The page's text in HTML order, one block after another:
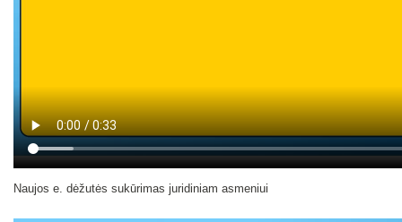
Naujos e. dėžutės sukūrimas juridiniam asmeniui